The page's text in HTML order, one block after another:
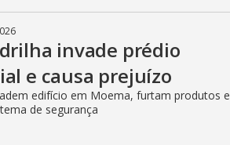
invade prédio
e causa prejuízo
edifício em Moema, furtam produtos e
de segurança